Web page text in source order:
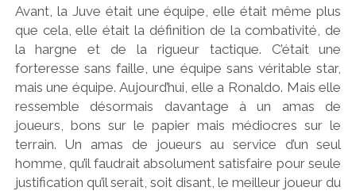
Avant, la Juve était une équipe, elle était même plus
que cela, elle était la définition de la combativité, de
la hargne et de la rigueur tactique. C’était une
forteresse sans faille, une équipe sans véritable star,
mais une équipe. Aujourd’hui, elle a Ronaldo. Mais elle
ressemble désormais davantage à un amas de
joueurs, bons sur le papier mais médiocres sur le
terrain. Un amas de joueurs au service d’un seul
homme, qu’il faudrait absolument satisfaire pour seule
justification qu’il serait, soit disant, le meilleur joueur du